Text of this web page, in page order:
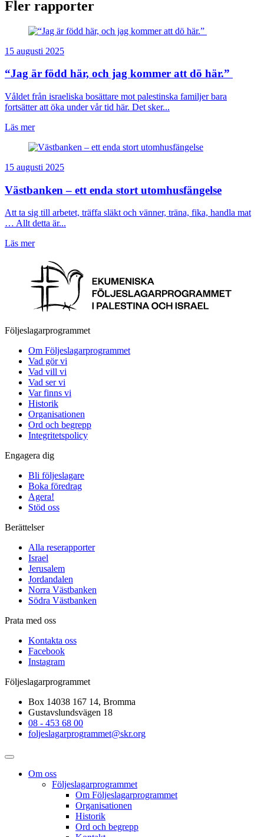
Fler rapporter
15 augusti 2025
“Jag är född här, och jag kommer att dö här.”
Våldet från israeliska bosättare mot palestinska familjer bara
fortsätter att öka under vår tid här. Det sker...
Läs mer
15 augusti 2025
Västbanken – ett enda stort utomhusfängelse
Att ta sig till arbetet, träffa släkt och vänner, träna, fika, handla mat
… Allt detta är...
Läs mer
Följeslagarprogrammet
Om Följeslagarprogrammet
Vad gör vi
Vad vill vi
Vad ser vi
Var finns vi
Historik
Organisationen
Ord och begrepp
Integritetspolicy
Engagera dig
Bli följeslagare
Boka föredrag
Agera!
Stöd oss
Berättelser
Alla reserapporter
Israel
Jerusalem
Jordandalen
Norra Västbanken
Södra Västbanken
Prata med oss
Kontakta oss
Facebook
Instagram
Följeslagarprogrammet
Box 14038 167 14, Bromma
Gustavslundsvägen 18
08 - 453 68 00
foljeslagarprogrammet@skr.org
Om oss
Följeslagarprogrammet
Om Följeslagarprogrammet
Organisationen
Historik
Ord och begrepp